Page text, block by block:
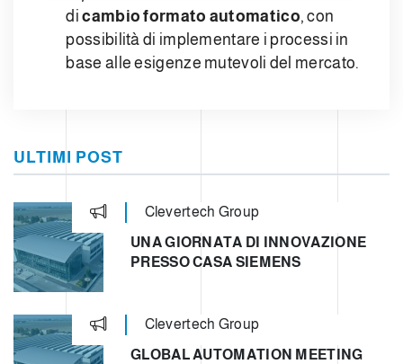
dicambio formato automatico, con
possibilità di implementare i processi in
base alle esigenze mutevoli del mercato.
ULTIMI POST
Clevertech Group
UNA GIORNATA DI INNOVAZIONE
PRESSO CASA SIEMENS
Clevertech Group
GLOBAL AUTOMATION MEETING